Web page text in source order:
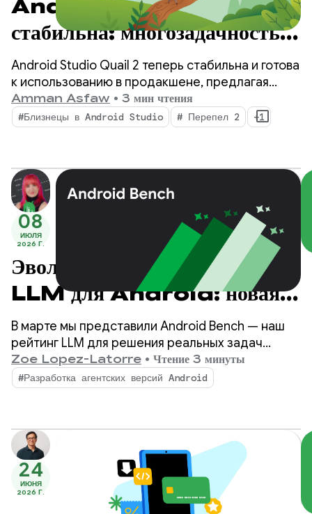
Android Studio Quail 2
стабильна: многозадачность с
помощью агента
искусственного интеллекта
Android Studio.
Android Studio Quail 2 теперь стабильна и готова
к использованию в продакшене, предлагая
вашему IDE новые возможности благодаря
параллельным агентным рабочим процессам,
встроенному профилированию утечек памяти и
Amman Asfaw • 3 мин чтения
#Близнецы в Android Studio # Перепел 2 +1
08
ИЮЛЯ
2026 Г.
Эволюция методов измерения
LLM для Android: новая
эра Android Bench
В марте мы представили Android Bench — наш
рейтинг LLM для решения реальных задач
разработки под Android. С тех пор мы улучшили
бенчмарк на основе ваших отзывов, в том числе
оценили модели с открытым весом и добавили
эффективности.
Zoe Lopez-Latorre • Чтение 3 минуты
#Разработка агентских версий Android
24
ИЮНЯ
2026 Г.